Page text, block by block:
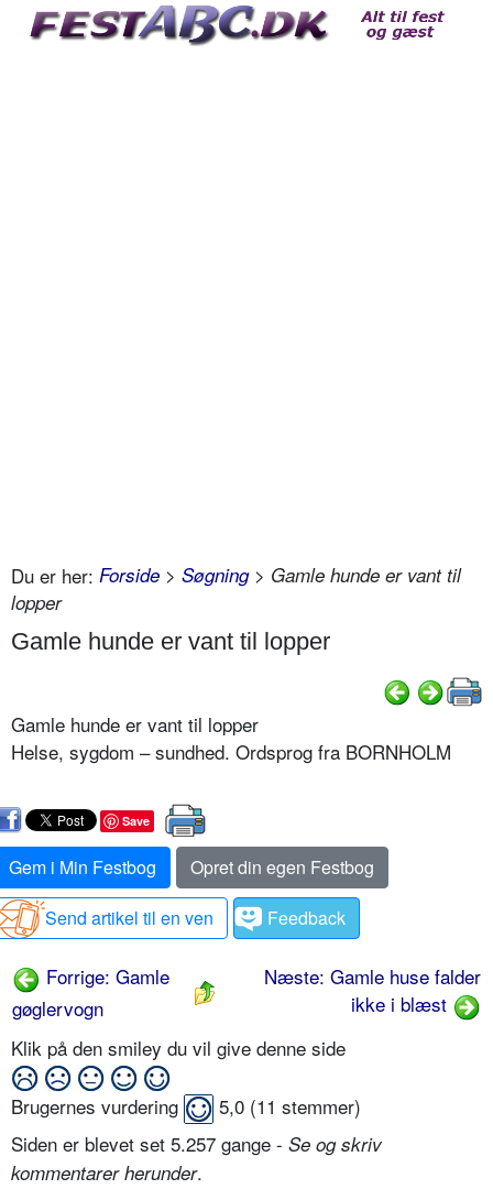
Du er her: Forside > Søgning> Gamle hunde er vant til
lopper
Gamle hunde er vant til lopper
Gamle hunde er vant til lopper
Helse, sygdom – sundhed. Ordsprog fra BORNHOLM
Save
Gem i Min Festbog
Opret din egen Festbog
Send artikel til en ven
Feedback
Forrige: Gamle
gøglervogn
Næste: Gamle huse falder
ikke i blæst
Klik på den smiley du vil give denne side
Brugernes vurdering 5,0 (11 stemmer)
Siden er blevet set 5.257 gange - Se og skriv
kommentarer herunder.